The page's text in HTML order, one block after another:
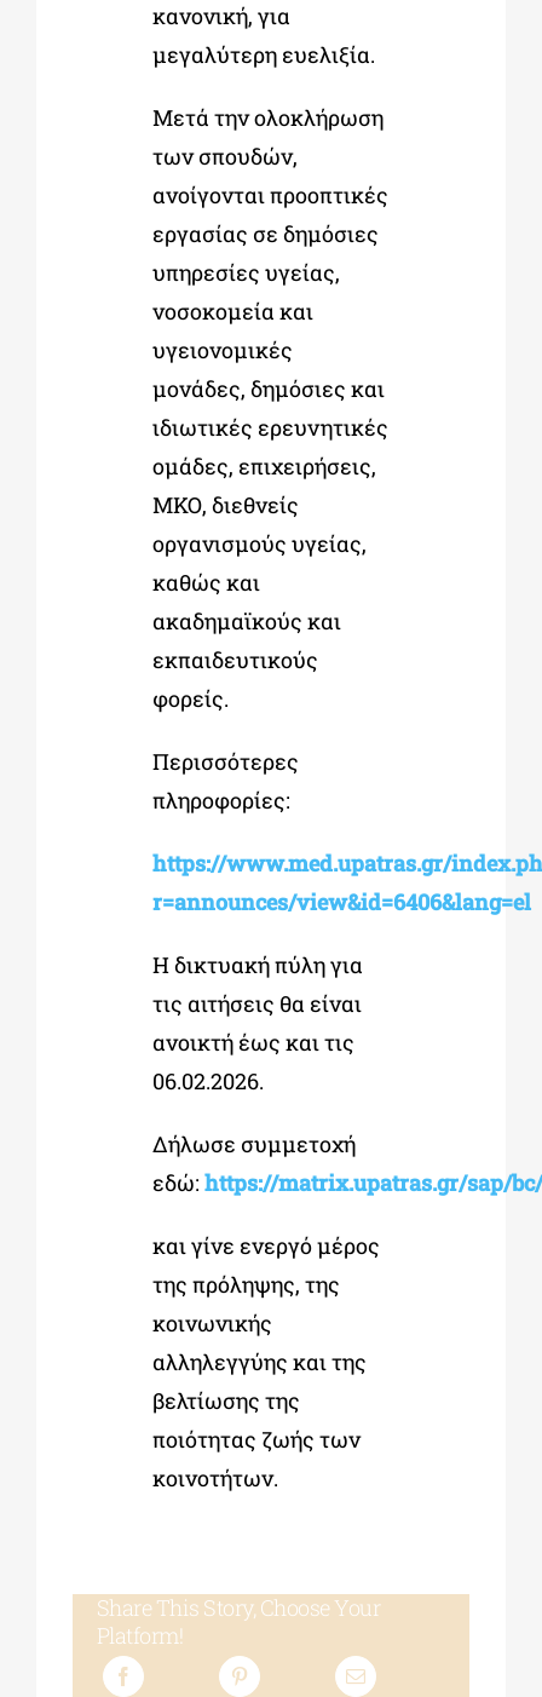
κανονική, για
μεγαλύτερη ευελιξία.
Μετά την ολοκλήρωση
των σπουδών,
ανοίγονται προοπτικές
εργασίας σε δημόσιες
υπηρεσίες υγείας,
νοσοκομεία και
υγειονομικές
μονάδες, δημόσιες και
ιδιωτικές ερευνητικές
ομάδες, επιχειρήσεις,
ΜΚΟ, διεθνείς
οργανισμούς υγείας,
καθώς και
ακαδημαϊκούς και
εκπαιδευτικούς
φορείς.
Περισσότερες
πληροφορίες:
https://www.med.upatras.gr/
r=announces/view&id=6406&lang=el
Η δικτυακή πύλη για
τις αιτήσεις θα είναι
ανοικτή έως και τις
06.02.2026.
Δήλωσε συμμετοχή
εδώ: https://matrix.upatras.gr/sap/
και γίνε ενεργό μέρος
της πρόληψης, της
κοινωνικής
αλληλεγγύης και της
βελτίωσης της
ποιότητας ζωής των
κοινοτήτων.
Share This Story, Choose Your
Platform!